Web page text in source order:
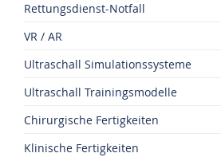
Rettungsdienst-Notfall
VR / AR
Ultraschall Simulationssysteme
Ultraschall Trainingsmodelle
Chirurgische Fertigkeiten
Klinische Fertigkeiten